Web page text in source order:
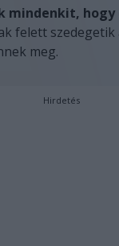
mindenkit, hogy
felett
meg.
Hirdetés